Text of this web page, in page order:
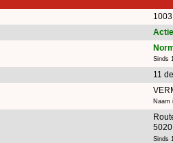
Sinds
11
Naam
Sinds